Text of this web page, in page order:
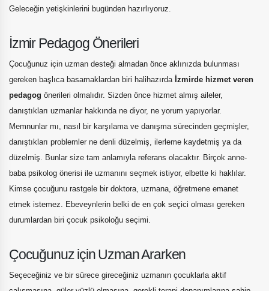
Geleceğin yetişkinlerini bugünden hazırlıyoruz.
İzmir Pedagog Önerileri
Çocuğunuz için uzman desteği almadan önce aklınızda bulunması
gereken başlıca basamaklardan biri halihazırda İzmirde hizmet veren
pedagog önerileri olmalıdır. Sizden önce hizmet almış aileler,
danıştıkları uzmanlar hakkında ne diyor, ne yorum yapıyorlar.
Memnunlar mı, nasıl bir karşılama ve danışma sürecinden geçmişler,
danıştıkları problemler ne denli düzelmiş, ilerleme kaydetmiş ya da
düzelmiş. Bunlar size tam anlamıyla referans olacaktır. Birçok anne-
baba psikolog önerisi ile uzmanını seçmek istiyor, elbette ki haklılar.
Kimse çocuğunu rastgele bir doktora, uzmana, öğretmene emanet
etmek istemez. Ebeveynlerin belki de en çok seçici olması gereken
durumlardan biri çocuk psikoloğu seçimi.
Çocuğunuz için Uzman Ararken
Seçeceğiniz ve bir sürece gireceğiniz uzmanın çocuklarla aktif